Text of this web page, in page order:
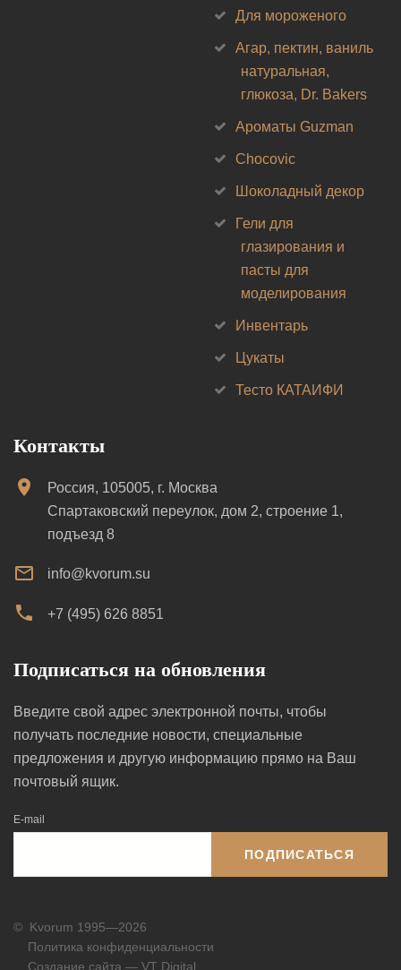
Для мороженого
Агар, пектин, ваниль
натуральная,
глюкоза, Dr. Bakers
Ароматы Guzman
Chocovic
Шоколадный декор
Гели для
глазирования и
пасты для
моделирования
Инвентарь
Цукаты
Тесто КАТАИФИ
Контакты
Россия, 105005, г. Москва
Спартаковский переулок, дом 2, строение 1,
подъезд 8
info@kvorum.su
+7 (495) 626 8851
Подписаться на обновления
Введите свой адрес электронной почты, чтобы
получать последние новости, специальные
предложения и другую информацию прямо на Ваш
почтовый ящик.
E-mail
ПОДПИСАТЬСЯ
© Kvorum 1995—2026
Политика конфиденциальности
Создание сайта — VT Digital